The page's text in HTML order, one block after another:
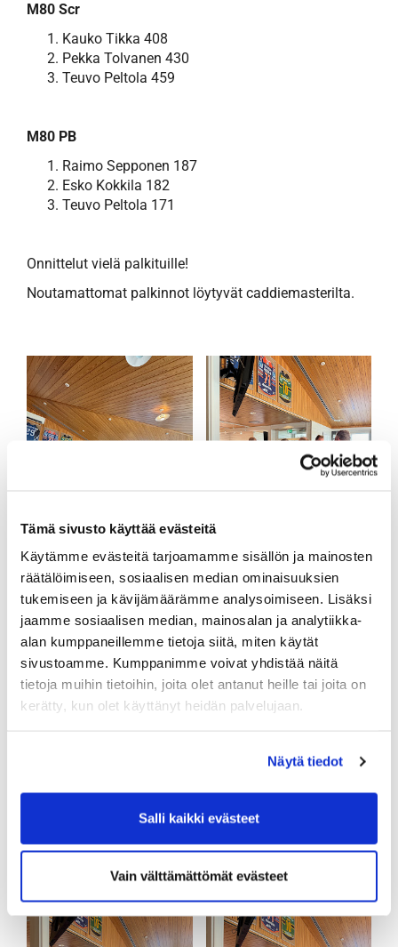
Tämä sivusto käyttää evästeitä
Käytämme evästeitä tarjoamamme sisällön ja mainosten
räätälöimiseen, sosiaalisen median ominaisuuksien
tukemiseen ja kävijämäärämme analysoimiseen. Lisäksi
jaamme sosiaalisen median, mainosalan ja analytiikka-
alan kumppaneillemme tietoja siitä, miten käytät
sivustoamme. Kumppanimme voivat yhdistää näitä
tietoja muihin tietoihin, joita olet antanut heille tai joita on
kerätty, kun olet käyttänyt heidän palvelujaan.
Näytä tiedot
Salli kaikki evästeet
Vain välttämättömät evästeet
M80 Scr
Kauko Tikka 408
Pekka Tolvanen 430
Teuvo Peltola 459
M80 PB
Raimo Sepponen 187
Esko Kokkila 182
Teuvo Peltola 171
Onnittelut vielä palkituille!
Noutamattomat palkinnot löytyvät caddiemasterilta.